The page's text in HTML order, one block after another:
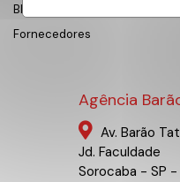
Blog
Fornecedores
Agência
Av. Barão
Jd. Faculdade
Sorocaba - SP